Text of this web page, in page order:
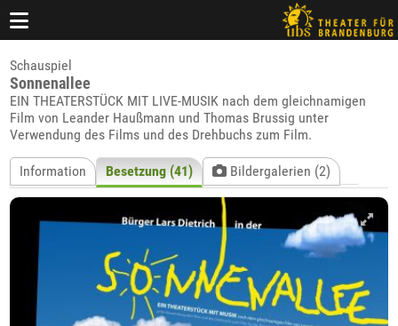
Schauspiel
Sonnenallee
EIN THEATERSTÜCK MIT LIVE-MUSIK nach dem gleichnamigen
Film von Leander Haußmann und Thomas Brussig unter
Verwendung des Films und des Drehbuchs zum Film.
Information Besetzung (41) Bildergalerien (2)